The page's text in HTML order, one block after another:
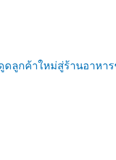
ดลูกค้าใหม่สู่ร้านอาหา